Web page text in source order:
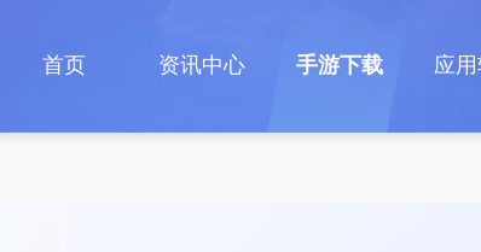
首页 资讯中心 手游下载 应